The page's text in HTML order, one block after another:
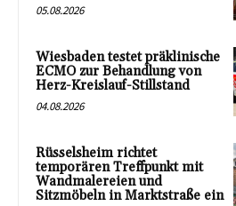
05.08.2026
Wiesbaden testet präklinische
ECMO zur Behandlung von
Herz-Kreislauf-Stillstand
04.08.2026
Rüsselsheim richtet
temporären Treffpunkt mit
Wandmalereien und
Sitzmöbeln in Marktstraße ein